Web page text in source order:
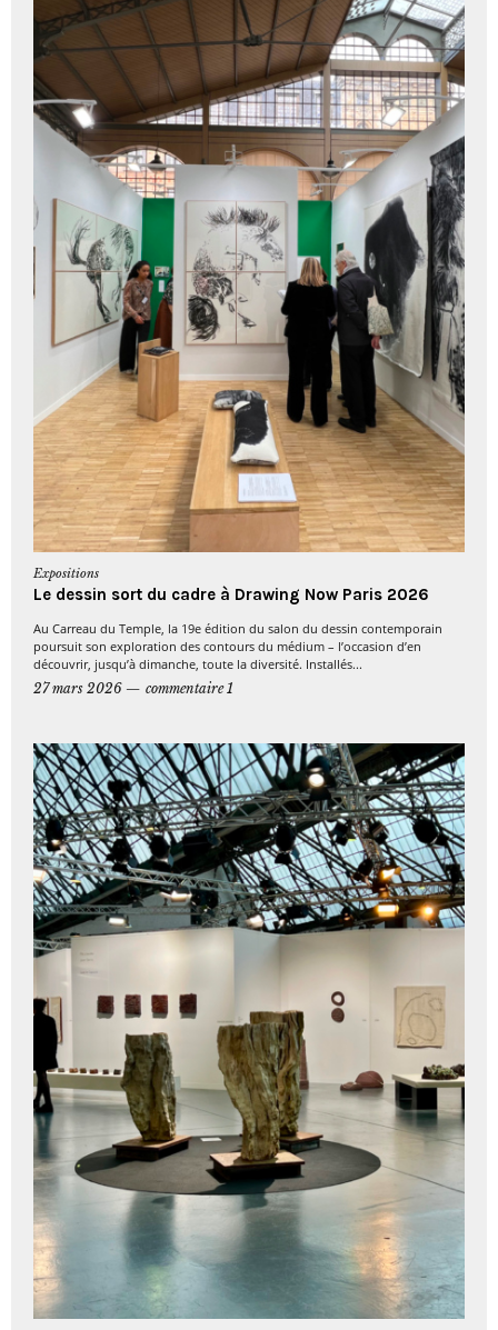
Expositions
Le dessin sort du cadre à Drawing Now Paris 2026
Au Carreau du Temple, la 19e édition du salon du dessin contemporain
poursuit son exploration des contours du médium – l’occasion d’en
découvrir, jusqu’à dimanche, toute la diversité. Installés...
27 mars 2026
commentaire 1